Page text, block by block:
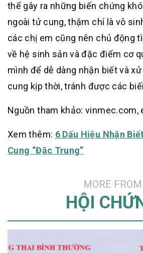
thể gây ra những biến chứng
ngoài tử cung, thậm chí là vô
các chị em cũng nên chủ động
về hệ sinh sản và đặc điểm cơ
mình để dễ dàng nhận biết và
cung kịp thời, tránh được các
Nguồn tham khảo: vinmec.com,
Xem thêm: 6 Dấu Hiệu Nhận
Cung “Đặc Trung”
MORE FROM
HỘI